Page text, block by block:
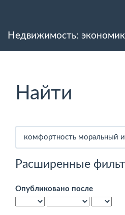
Основное
Недвижимость:
Найти
статей
Расширенные
Опубликовано после